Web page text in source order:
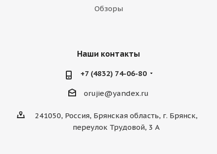
Обзоры
Наши контакты
+7 (4832) 74-06-80
orujie@yandex.ru
241050, Россия, Брянская область, г. Брянск,
переулок Трудовой, 3 А